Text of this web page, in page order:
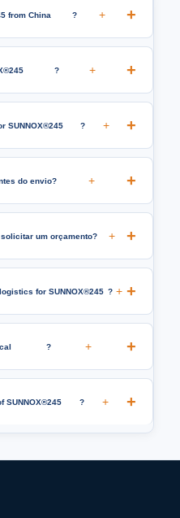
from China ? +
? +
SUNNOX®245 ? +
do envio? +
um orçamento? +
for SUNNOX®245 ? +
? +
SUNNOX®245 ? +